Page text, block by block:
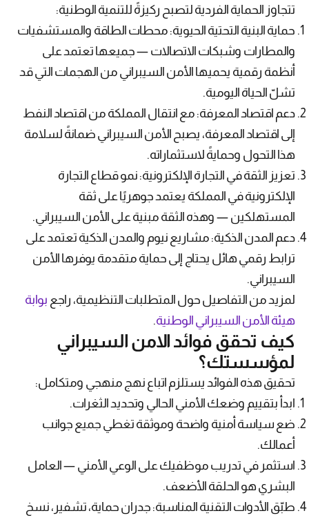
تتجاوز الحماية الفردية لتصبح ركيزةً للتنمية الوطنية:
حماية البنية التحتية الحيوية: محطات الطاقة والمستشفيات
والمطارات وشبكات الاتصالات — جميعها تعتمد على
أنظمة رقمية يحميها الأمن السيبراني من الهجمات التي قد
تشلّ الحياة اليومية.
دعم اقتصاد المعرفة: مع انتقال المملكة من اقتصاد النفط
إلى اقتصاد المعرفة، يصبح الأمن السيبراني ضمانةً لسلامة
هذا التحول وحمايةً لاستثماراته.
تعزيز الثقة في التجارة الإلكترونية: نمو قطاع التجارة
الإلكترونية في المملكة يعتمد جوهريًا على ثقة
المستهلكين — وهذه الثقة مبنية على الأمن السيبراني.
دعم المدن الذكية: مشاريع نيوم والمدن الذكية تعتمد على
ترابط رقمي هائل يحتاج إلى حماية متقدمة يوفرها الأمن
السيبراني.
لمزيد من التفاصيل حول المتطلبات التنظيمية، راجع بوابة
هيئة الأمن السيبراني الوطنية.
كيف تحقق فوائد الامن السيبراني
لمؤسستك؟
تحقيق هذه الفوائد يستلزم اتباع نهج منهجي ومتكامل:
ابدأ بتقييم وضعك الأمني الحالي وتحديد الثغرات.
ضع سياسة أمنية واضحة وموثقة تغطي جميع جوانب
أعمالك.
استثمر في تدريب موظفيك على الوعي الأمني — العامل
البشري هو الحلقة الأضعف.
طبّق الأدوات التقنية المناسبة: جدران حماية، تشفير، نسخ